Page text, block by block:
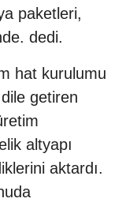
paketleri,
dedi.
hat kurulumu
getiren
altyapı
aktardı.